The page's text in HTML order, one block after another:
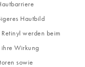
Hautbild
werden beim
Wirkung
sowie